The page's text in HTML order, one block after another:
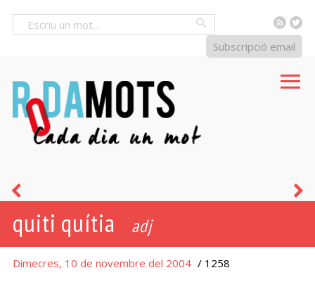
RSS
Subscripció email
quiti quítia adj
Dimecres, 10 de novembre del 2004 / 1258
procaç